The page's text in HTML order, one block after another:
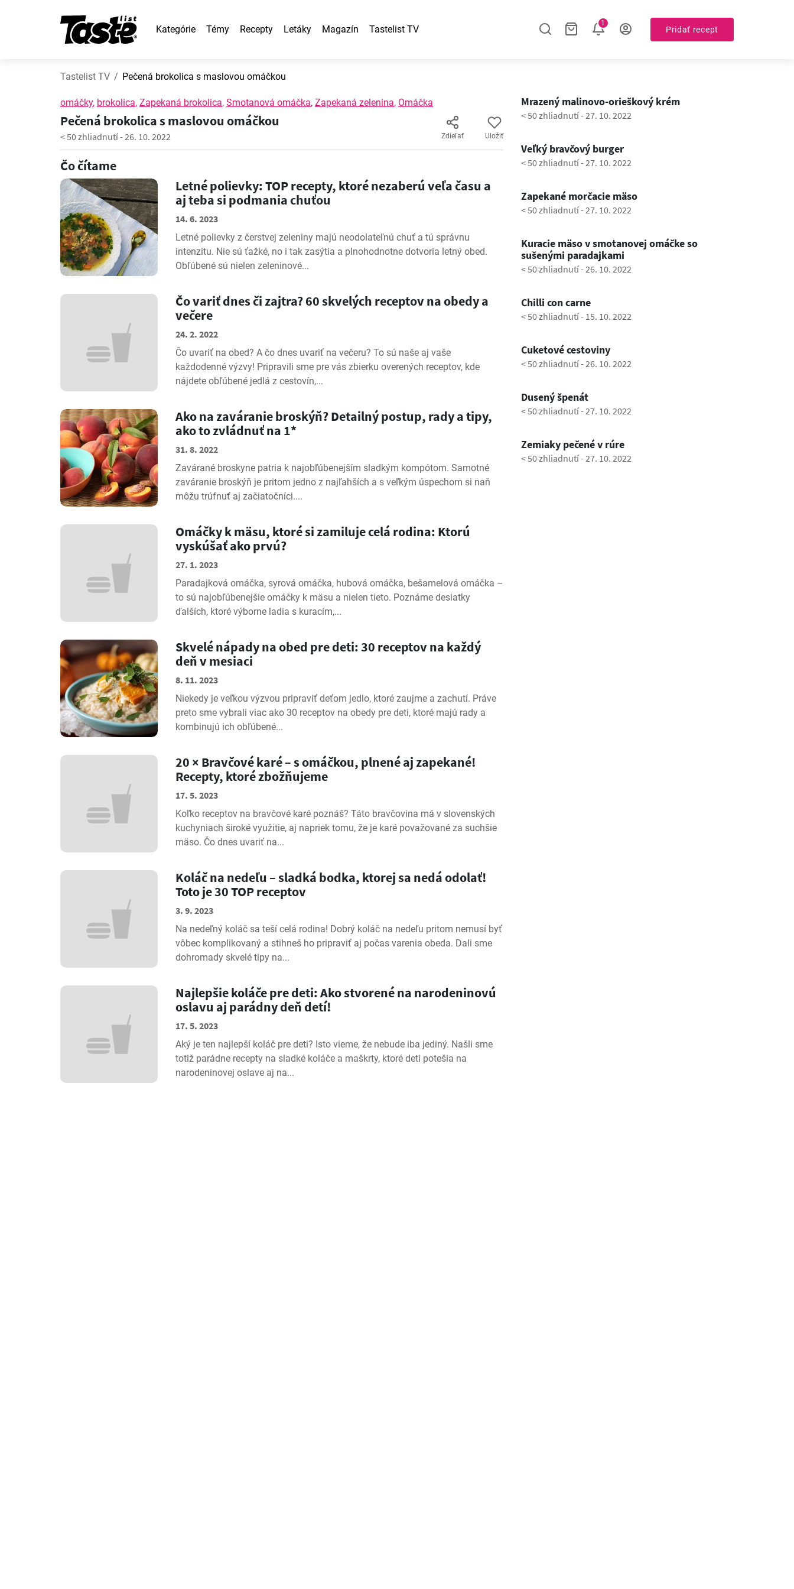
Kategórie Témy Recepty Letáky Magazín Tastelist TV
1
Pridať recept
Tastelist TV Pečená brokolica s maslovou omáčkou
omáčky, brokolica, Zapekaná brokolica, Smotanová omáčka, Zapekaná zelenina, Omáčka
Pečená brokolica s maslovou omáčkou
< 50 zhliadnutí-26. 10. 2022 Zdieľať Uložiť
Čo čítame
Letné polievky: TOP recepty, ktoré nezaberú veľa času a
aj teba si podmania chuťou
14. 6. 2023
Letné polievky z čerstvej zeleniny majú neodolateľnú chuť a tú správnu
intenzitu. Nie sú ťažké, no i tak zasýtia a plnohodnotne dotvoria letný obed.
Obľúbené sú nielen zeleninové...
Čo variť dnes či zajtra? 60 skvelých receptov na obedy a
večere
24. 2. 2022
Čo uvariť na obed? A čo dnes uvariť na večeru? To sú naše aj vaše
každodenné výzvy! Pripravili sme pre vás zbierku overených receptov, kde
nájdete obľúbené jedlá z cestovín,...
Ako na zaváranie broskýň? Detailný postup, rady a tipy,
ako to zvládnuť na 1*
31. 8. 2022
Zavárané broskyne patria k najobľúbenejším sladkým kompótom. Samotné
zaváranie broskýň je pritom jedno z najľahších a s veľkým úspechom si naň
môžu trúfnuť aj začiatočníci....
Omáčky k mäsu, ktoré si zamiluje celá rodina: Ktorú
vyskúšať ako prvú?
27. 1. 2023
Paradajková omáčka, syrová omáčka, hubová omáčka, bešamelová omáčka –
to sú najobľúbenejšie omáčky k mäsu a nielen tieto. Poznáme desiatky
ďalších, ktoré výborne ladia s kuracím,...
Skvelé nápady na obed pre deti: 30 receptov na každý
deň v mesiaci
8. 11. 2023
Niekedy je veľkou výzvou pripraviť deťom jedlo, ktoré zaujme a zachutí. Práve
preto sme vybrali viac ako 30 receptov na obedy pre deti, ktoré majú rady a
kombinujú ich obľúbené...
20 × Bravčové karé – s omáčkou, plnené aj zapekané!
Recepty, ktoré zbožňujeme
17. 5. 2023
Koľko receptov na bravčové karé poznáš? Táto bravčovina má v slovenských
kuchyniach široké využitie, aj napriek tomu, že je karé považované za suchšie
mäso. Čo dnes uvariť na...
Koláč na nedeľu – sladká bodka, ktorej sa nedá odolať!
Toto je 30 TOP receptov
3. 9. 2023
Na nedeľný koláč sa teší celá rodina! Dobrý koláč na nedeľu pritom nemusí byť
vôbec komplikovaný a stihneš ho pripraviť aj počas varenia obeda. Dali sme
dohromady skvelé tipy na...
Najlepšie koláče pre deti: Ako stvorené na narodeninovú
oslavu aj parádny deň detí!
17. 5. 2023
Aký je ten najlepší koláč pre deti? Isto vieme, že nebude iba jediný. Našli sme
totiž parádne recepty na sladké koláče a maškrty, ktoré deti potešia na
narodeninovej oslave aj na...
Mrazený malinovo-orieškový krém
< 50 zhliadnutí-27. 10. 2022
Veľký bravčový burger
< 50 zhliadnutí-27. 10. 2022
Zapekané morčacie mäso
< 50 zhliadnutí-27. 10. 2022
Kuracie mäso v smotanovej omáčke so
sušenými paradajkami
< 50 zhliadnutí-26. 10. 2022
Chilli con carne
< 50 zhliadnutí- 15. 10. 2022
Cuketové cestoviny
< 50 zhliadnutí-26. 10. 2022
Dusený špenát
< 50 zhliadnutí-27. 10. 2022
Zemiaky pečené v rúre
< 50 zhliadnutí-27. 10. 2022